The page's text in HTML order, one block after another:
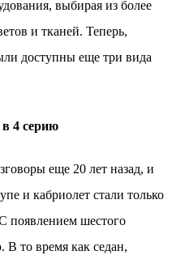
выбирая из более
и тканей. Теперь,
доступны еще три вида
4 серию
еще 20 лет назад, и
и кабриолет стали только
появлением шестого
В то время как седан,